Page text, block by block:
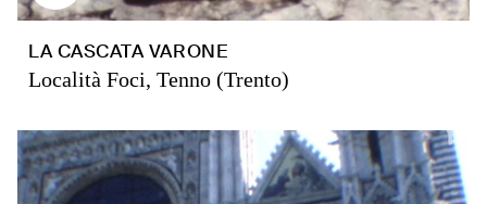
LA CASCATA VARONE
Località Foci, Tenno (Trento)